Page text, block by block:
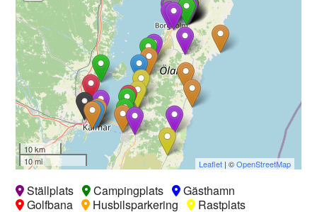
10 km
10 mi
Leaflet| ©OpenStreetMap
Ställplats Campingplats
Gästhamn
Golfbana
Husbilsparkering
Rastplats